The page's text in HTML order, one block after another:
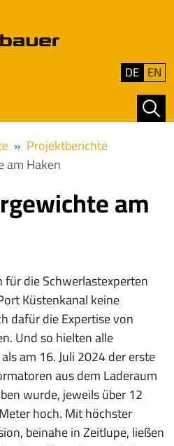
DE EN
Projektberichte
am Haken
am
für die Schwerlastexperten
Küstenkanal keine
dafür die Expertise von
Und so hielten alle
am 16. Juli 2024 der erste
aus dem Laderaum
wurde, jeweils über 12
hoch. Mit höchster
beinahe in Zeitlupe, ließen